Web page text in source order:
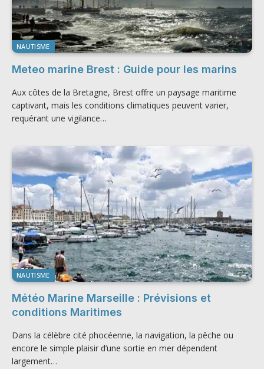
NAUTISME
Meteo marine Brest​ : Guide pour les marins
Aux côtes de la Bretagne, Brest offre un paysage maritime
captivant, mais les conditions climatiques peuvent varier,
requérant une vigilance…
NAUTISME
Météo Marine Marseille : Prévisions et
conditions Maritimes
Dans la célèbre cité phocéenne, la navigation, la pêche ou
encore le simple plaisir d’une sortie en mer dépendent
largement…